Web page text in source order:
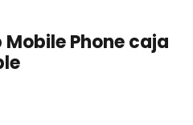
Mobile Phone caja